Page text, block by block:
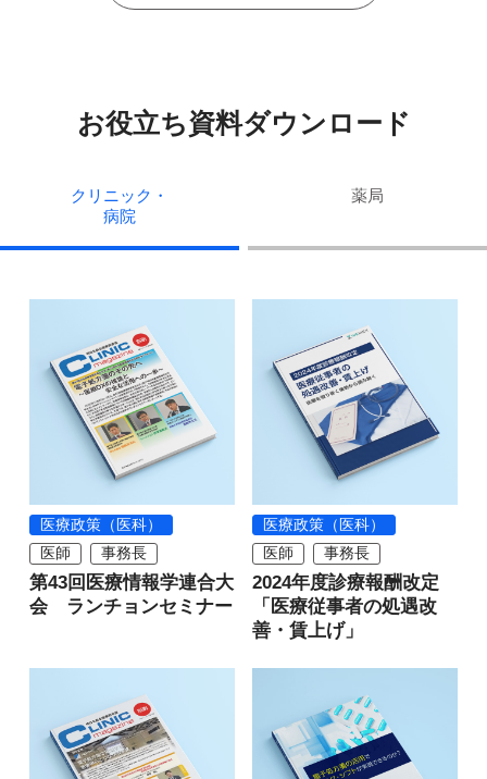
お役立ち資料ダウンロード
クリニック・
病院
薬局
医療政策（医科）
医師
事務長
第43回医療情報学連合大
会 ランチョンセミナー
医療政策（医科）
医師
事務長
2024年度診療報酬改定
「医療従事者の処遇改
善・賃上げ」